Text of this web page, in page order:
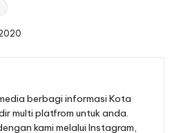
berbagi informasi Kota
multi platfrom untuk anda.
kami melalui Instagram,